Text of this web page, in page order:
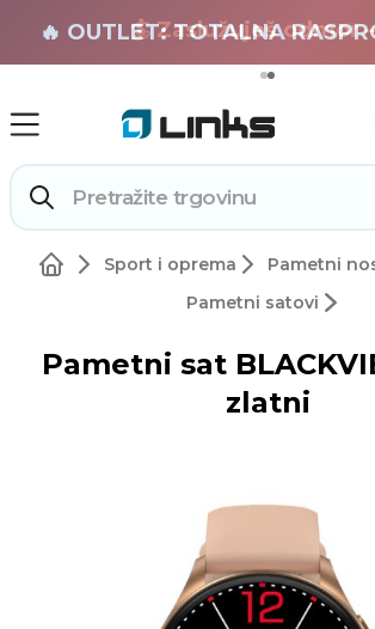
🏄 Zaslužuješ odmor
🔥 OUTLET: TOTALNA
Sport i oprema
Pametni
Pametni satovi
Pametni sat
zlatni